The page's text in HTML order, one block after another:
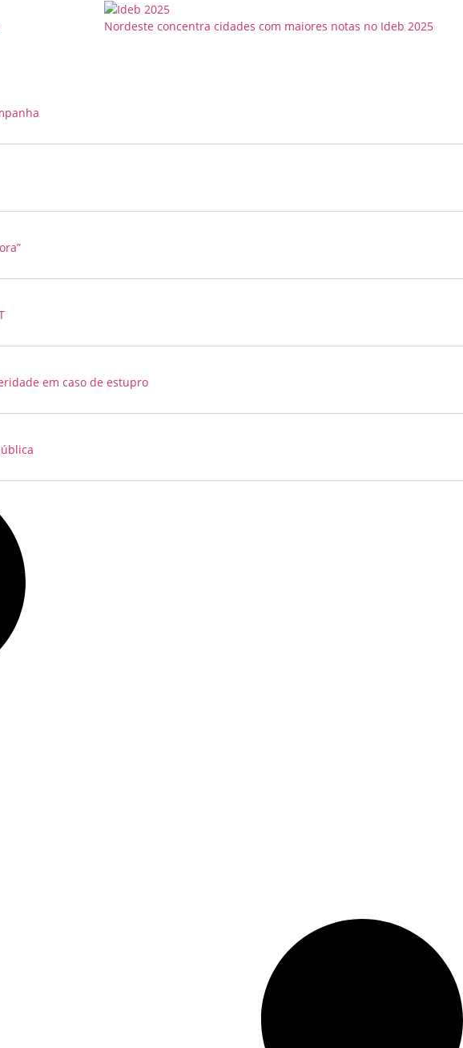
Nordeste concentra cidades com maiores notas no Ideb 2025
em caso de estupro